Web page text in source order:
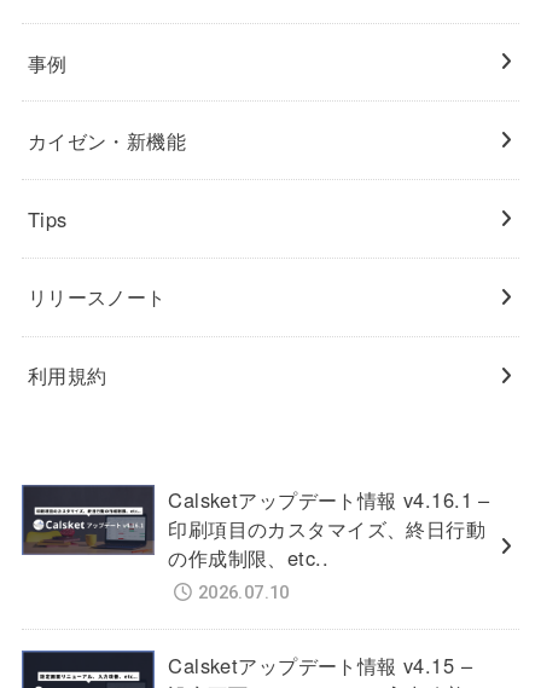
事例
カイゼン・新機能
Tips
リリースノート
利用規約
Calsketアップデート情報 v4.16.1 –
印刷項目のカスタマイズ、終日行動
の作成制限、etc..
2026.07.10
Calsketアップデート情報 v4.15 –